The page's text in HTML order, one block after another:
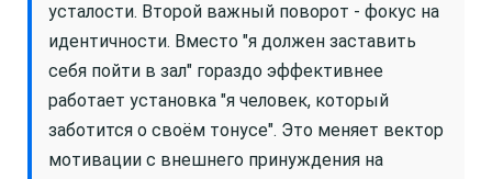
усталости. Второй важный поворот - фокус на
идентичности. Вместо "я должен заставить
себя пойти в зал" гораздо эффективнее
работает установка "я человек, который
заботится о своём тонусе". Это меняет вектор
мотивации с внешнего принуждения на